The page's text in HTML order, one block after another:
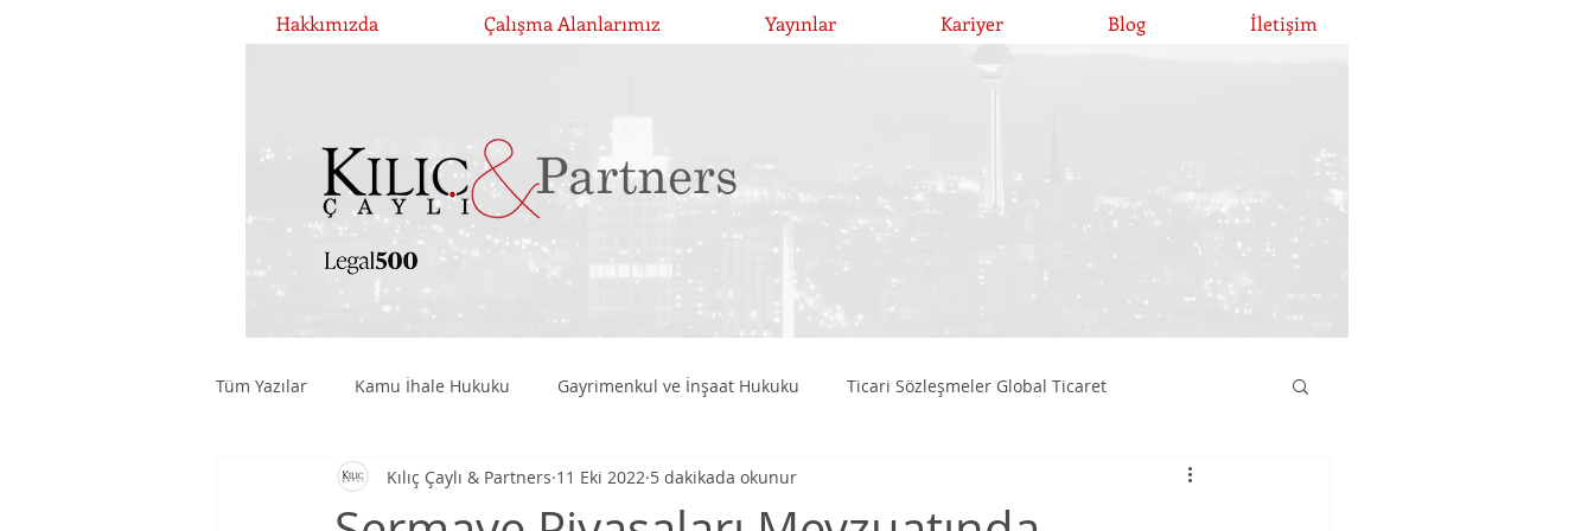
Hakkımızda Çalışma Alanlarımız Yayınlar Kariyer Blog İletişim
Tüm Yazılar Kamu İhale Hukuku Gayrimenkul ve İnşaat Hukuku Ticari Sözleşmeler Global Ticaret
Şirketler Hukuku ve Yönetişim Birleşme, Devralma ve Bölünmeler
Kılıç Çaylı & Partners 11 Eki 2022 5 dakikada okunur